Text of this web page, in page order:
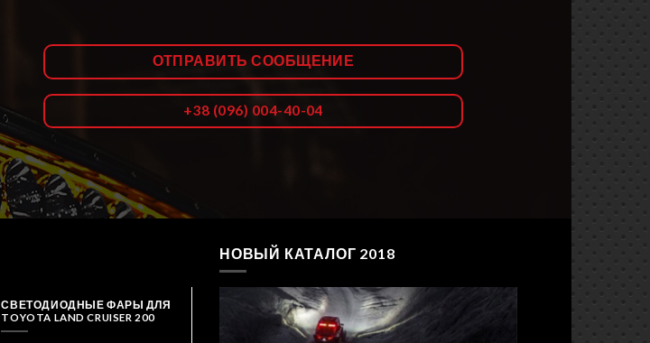
ОТПРАВИТЬ СООБЩЕНИЕ
+38 (096) 004-40-04
СВЕТОДИОДНЫЕ ФАРЫ ДЛЯ
TOYOTA LAND CRUISER 200
НОВЫЙ КАТАЛОГ 2018